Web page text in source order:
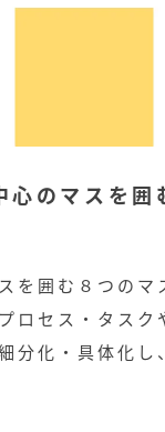
心のマスを囲
を囲む８つのマ
ロセス・ タスク
分化・具体化し